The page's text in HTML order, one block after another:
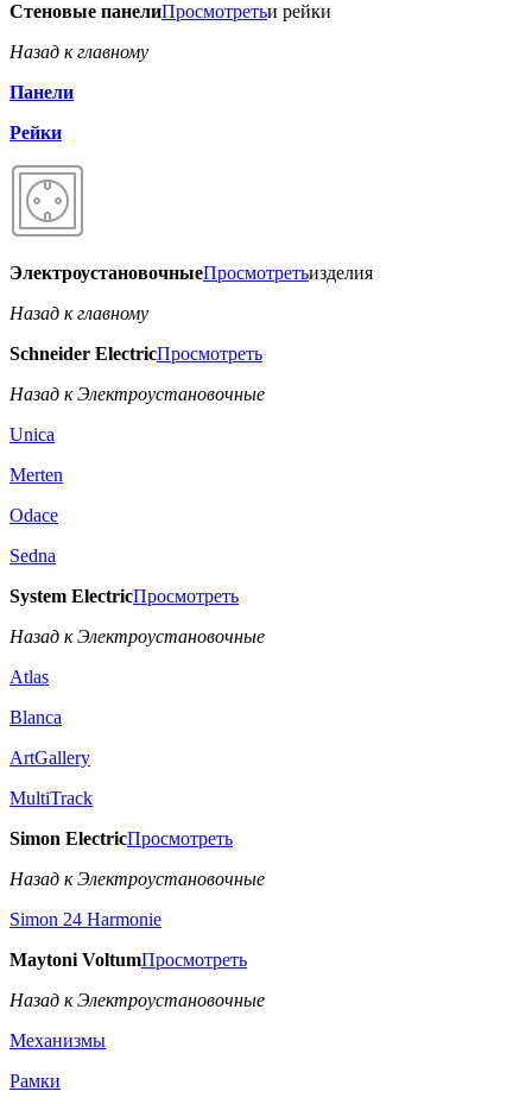
Стеновые панелиПросмотретьи рейки
Назад к главному
Панели
Рейки
ЭлектроустановочныеПросмотретьизделия
Назад к главному
Schneider ElectricПросмотреть
Назад к Электроустановочные
Unica
Merten
Odace
Sedna
System ElectricПросмотреть
Назад к Электроустановочные
Atlas
Blanca
ArtGallery
MultiTrack
Simon ElectricПросмотреть
Назад к Электроустановочные
Simon 24 Harmonie
Maytoni VoltumПросмотреть
Назад к Электроустановочные
Механизмы
Рамки